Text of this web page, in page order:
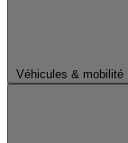
Véhicules & mobilité